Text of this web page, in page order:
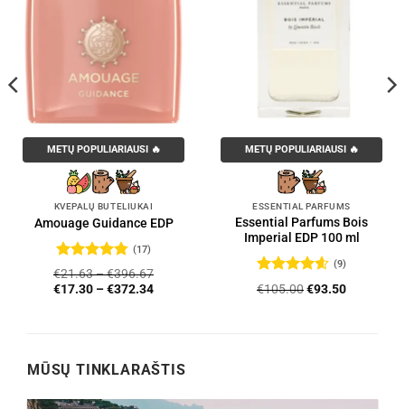
METŲ POPULIARIAUSI 🔥
KVEPALŲ BUTELIUKAI
Amouage Guidance EDP
Įvertinimas:
4.76iš 5
(17)
€21.63–€396.67
€17.30 –€372.34
METŲ POPULIARIAUSI 🔥
ESSENTIAL PARFUMS
Essential Parfums Bois
Imperial EDP 100 ml
Įvertinimas:
(9)
€105.00Original
€93.50Current
MŪSŲ TINKLARAŠTIS